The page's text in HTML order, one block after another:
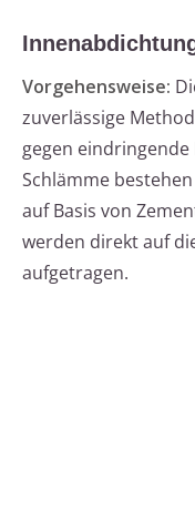
Vorgehensweise:
zuverlässige
gegen
Schlämme
auf Basis von
werden direkt auf
aufgetragen.